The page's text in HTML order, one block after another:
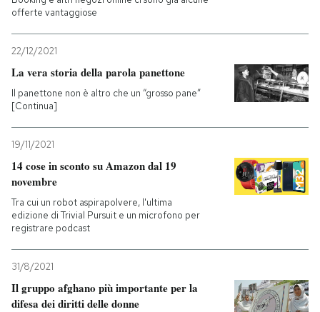
offerte vantaggiose
22/12/2021
La vera storia della parola panettone
Il panettone non è altro che un “grosso pane”
[Continua]
19/11/2021
14 cose in sconto su Amazon dal 19
novembre
Tra cui un robot aspirapolvere, l'ultima
edizione di Trivial Pursuit e un microfono per
registrare podcast
31/8/2021
Il gruppo afghano più importante per la
difesa dei diritti delle donne